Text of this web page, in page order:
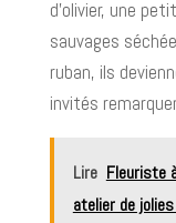
d’olivier, une
sauvages
ruban, ils
invités
Lire Fleuriste
atelier de